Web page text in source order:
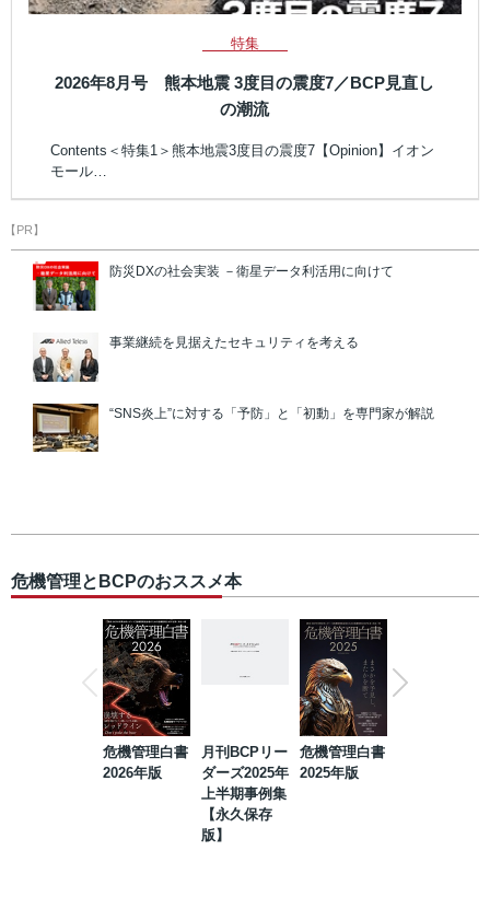
特集
2026年8月号 熊本地震 3度目の震度7／BCP見直し
の潮流
Contents＜特集1＞熊本地震3度目の震度7【Opinion】イオン
モール…
【PR】
防災DXの社会実装 －衛星データ利活用に向けて
事業継続を見据えたセキュリティを考える
“SNS炎上”に対する「予防」と「初動」を専門家が解説
危機管理とBCPのおススメ本
危機管理白書
2026年版
月刊BCPリー
ダーズ2025年
上半期事例集
【永久保存
版】
危機管理白書
2025年版